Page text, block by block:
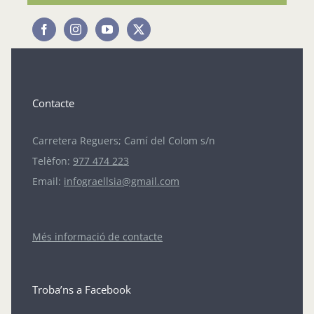
Contacte
Carretera Reguers; Camí del Colom s/n
Telèfon: 977 474 223
Email: infograellsia@gmail.com
Més informació de contacte
Troba’ns a Facebook